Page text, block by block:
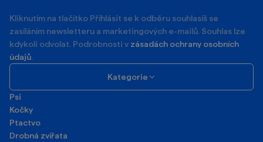
Kliknutím na tlačítko Příhlásit se k odběru souhlasíš se
zasíláním newsletteru a marketingových e-mailů. Souhlas lze
kdykoli odvolat. Podrobnosti v zásadách ochrany osobních
údajů.
Kategorie
Psi
Kočky
Ptactvo
Drobná zvířata